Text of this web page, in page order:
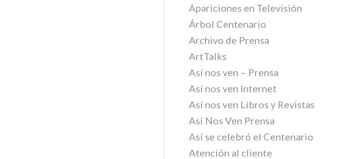
Apariciones en Televisión
Árbol Centenario
Archivo de Prensa
ArtTalks
Así nos ven – Prensa
Así nos ven Internet
Así nos ven Libros y Revistas
Así Nos Ven Prensa
Así se celebró el Centenario
Atención al cliente